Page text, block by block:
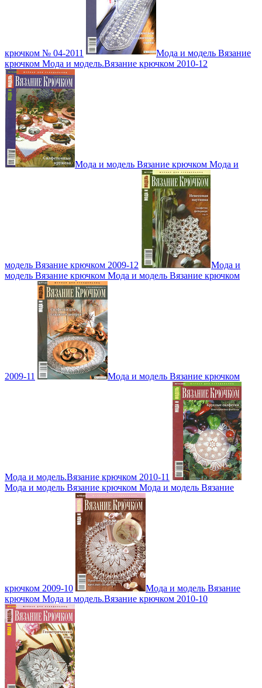
крючком № 04-2011
Мода и модель Вязание
крючком Мода и модель.Вязание крючком 2010-12
Мода и модель Вязание крючком Мода и
модель Вязание крючком 2009-12
Мода и
модель Вязание крючком Мода и модель Вязание крючком
2009-11 Мода и модель Вязание крючком
Мода и модель.Вязание крючком 2010-11
Мода и модель Вязание крючком Мода и модель Вязание
крючком 2009-10
Мода и модель Вязание
крючком Мода и модель.Вязание крючком 2010-10